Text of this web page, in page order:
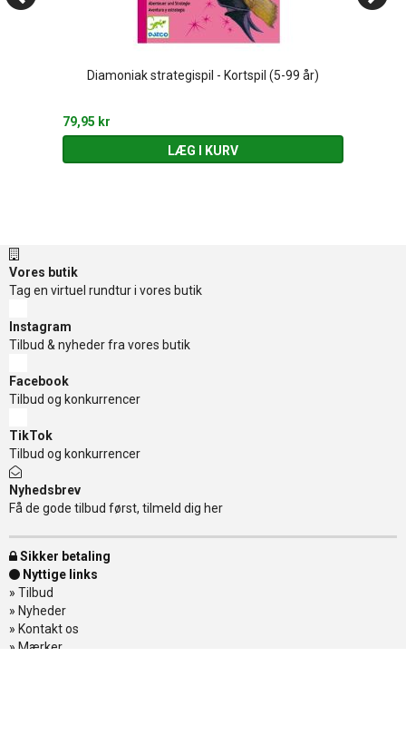
Diamoniak strategispil - Kortspil (5-99 år)
79,95 kr
LÆG I KURV
Vores butik
Tag en virtuel rundtur i vores butik
Instagram
Tilbud & nyheder fra vores butik
Facebook
Tilbud og konkurrencer
TikTok
Tilbud og konkurrencer
Nyhedsbrev
Få de gode tilbud først, tilmeld dig her
Sikker betaling
Nyttige links
» Tilbud
» Nyheder
» Kontakt os
» Mærker